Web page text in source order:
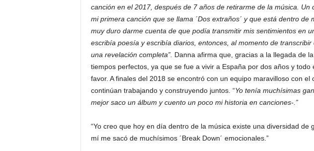
canción en el 2017, después de 7 años de retirarme de la música. Un
mi primera canción que se llama ´Dos extraños´ y que está dentro de
muy duro darme cuenta de que podía transmitir mis sentimientos en
escribía poesía y escribía diarios, entonces, al momento de
una revelación completa”. Danna afirma que, gracias a la llegada de
tiempos perfectos, ya que se fue a vivir a España por dos años y todo
favor. A finales del 2018 se encontró con un equipo maravilloso con el
continúan trabajando y construyendo juntos. “Yo tenía muchísimas
mejor saco un álbum y cuento un poco mi historia en canciones-.”
“Yo creo que hoy en día dentro de la música existe una diversidad de
mí me sacó de muchísimos ´Break Down´ emocionales.”